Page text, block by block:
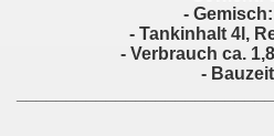
-
- Tankinhalt 4l,
- Verbrauch ca.
-